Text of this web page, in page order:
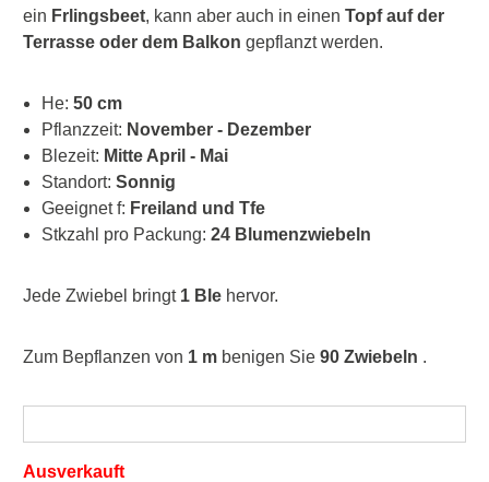
ein Frlingsbeet, kann aber auch in einen Topf auf der
Terrasse oder dem Balkon gepflanzt werden.
He: 50 cm
Pflanzzeit: November - Dezember
Blezeit: Mitte April - Mai
Standort: Sonnig
Geeignet f: Freiland und Tfe
Stkzahl pro Packung: 24 Blumenzwiebeln
Jede Zwiebel bringt 1 Ble hervor.
Zum Bepflanzen von 1 m benigen Sie 90 Zwiebeln .
Ausverkauft